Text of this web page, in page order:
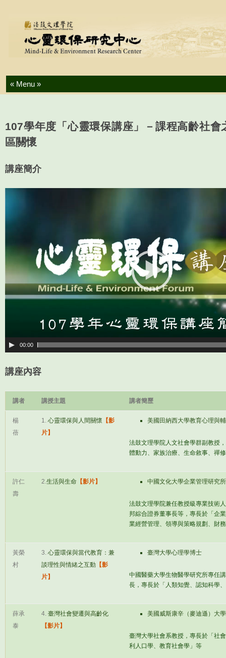
Skip to content
107學年度「心靈環保講座」－課程高齡社會
區關懷
講座簡介
00:00
講座內容
講者 講授主題 講者簡歷
楊
蓓
1. 心靈環保與人間關懷 【影
片】
美國田納西大學教育心理與
法鼓文理學院人文社會學群副教授
體動力、家族治療、生命敘事、禪
許仁
壽
2.生活與生命 【影片】 中國文化大學企業管理研究
法鼓文理學院兼任教授級專業技術
邦綜合證券董事長等，專長於「企
業經營管理、領導與策略規劃、財
黃榮
村
3. 心靈環保與當代教育：兼
談理性與情緒之互動 【影
片】
臺灣大學心理學博士
中國醫藥大學生物醫學研究所專任
長，專長於「人類知覺、認知科學
薛承
泰
4. 臺灣社會變遷與高齡化
【影片】
美國威斯康辛（麥迪遜）大
臺灣大學社會系教授，專長於「社
利人口學、教育社會學」等